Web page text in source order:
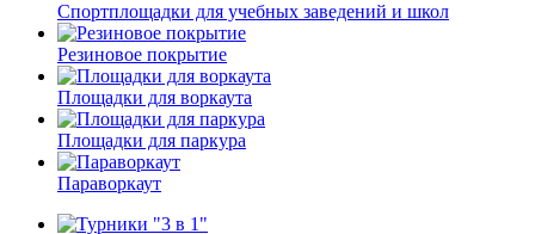
Спортплощадки для учебных заведений и школ
Резиновое покрытие
Площадки для воркаута
Площадки для паркура
Параворкаут